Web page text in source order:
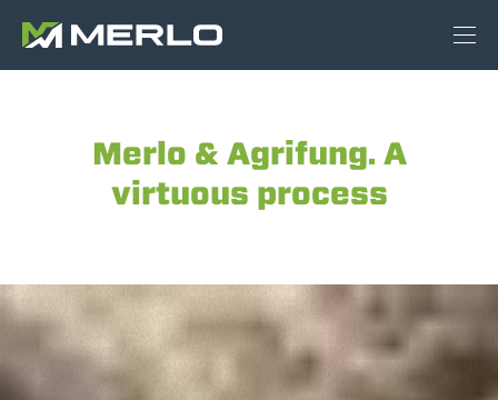
Merlo & Agrifung. A
virtuous process